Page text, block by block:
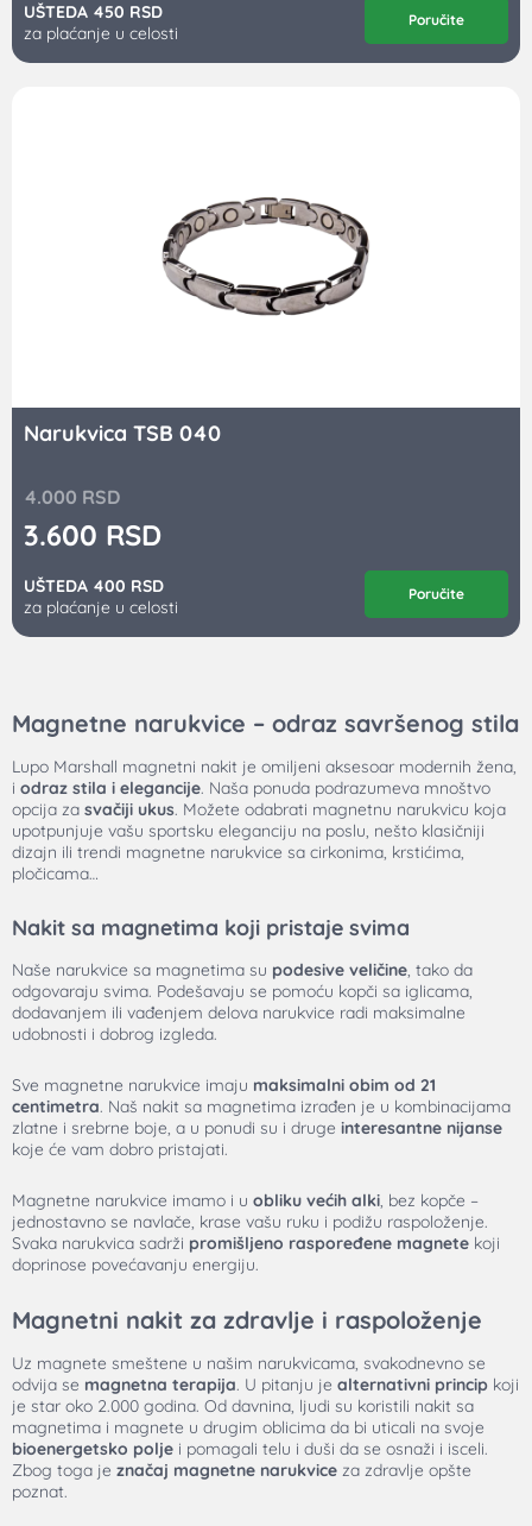
UŠTEDA 450 RSD
za plaćanje u celosti
Poručite
Narukvica TSB 040
4.000 RSD
3.600 RSD
UŠTEDA 400 RSD
za plaćanje u celosti
Poručite
Magnetne narukvice – odraz savršenog stila
Lupo Marshall magnetni nakit je omiljeni aksesoar modernih žena,
i odraz stila i elegancije. Naša ponuda podrazumeva mnoštvo
opcija za svačiji ukus. Možete odabrati magnetnu narukvicu koja
upotpunjuje vašu sportsku eleganciju na poslu, nešto klasičniji
dizajn ili trendi magnetne narukvice sa cirkonima, krstićima,
pločicama…
Nakit sa magnetima koji pristaje svima
Naše narukvice sa magnetima su podesive veličine, tako da
odgovaraju svima. Podešavaju se pomoću kopči sa iglicama,
dodavanjem ili vađenjem delova narukvice radi maksimalne
udobnosti i dobrog izgleda.
Sve magnetne narukvice imaju maksimalni obim od 21
centimetra. Naš nakit sa magnetima izrađen je u kombinacijama
zlatne i srebrne boje, a u ponudi su i druge interesantne nijanse
koje će vam dobro pristajati.
Magnetne narukvice imamo i u obliku većih alki, bez kopče –
jednostavno se navlače, krase vašu ruku i podižu raspoloženje.
Svaka narukvica sadrži promišljeno raspoređene magnete koji
doprinose povećavanju energiju.
Magnetni nakit za zdravlje i raspoloženje
Uz magnete smeštene u našim narukvicama, svakodnevno se
odvija se magnetna terapija. U pitanju je alternativni princip koji
je star oko 2.000 godina. Od davnina, ljudi su koristili nakit sa
magnetima i magnete u drugim oblicima da bi uticali na svoje
bioenergetsko polje i pomagali telu i duši da se osnaži i isceli.
Zbog toga je značaj magnetne narukvice za zdravlje opšte
poznat.